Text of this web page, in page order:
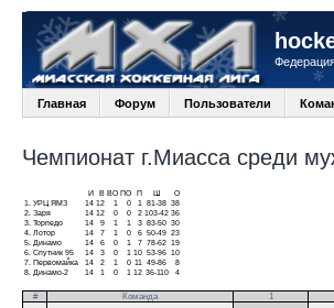
Главная Форум Пользователи
Чемпионат г.Миасса среди
И В ВО ПО П
О
1.
УРЦ ЯМЗ 14 12 1 0 1 81-38 38
2. Заря 14 12 0 0 2 103-42 36
3. Торпедо 14 9 1 1 3 83-50 30
4. Лотор 14 7 1 0 6 50-49 23
5.
Динамо 14 6 0 1 7 78-62 19
6. Спутник 95 14 3 0 1 10 53-96 10
7.
Первомайка 14 2 1 0 11 49-86
8
8.
Динамо-2 14 1 0 1 12 36-110 4
# Команда 1